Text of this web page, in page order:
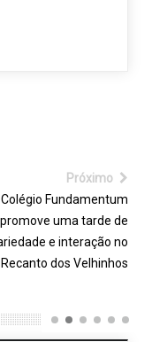
Próximo
Colégio Fundamentum
promove uma tarde de
e interação no
Recanto dos Velhinhos